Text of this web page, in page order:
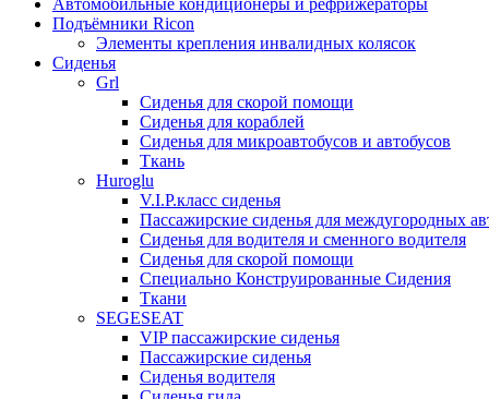
Подъёмники Ricon
Элементы крепления инвалидных колясок
Сиденья
Grl
Cиденья для скорой помощи
Сиденья для кораблей
Сиденья для микроавтобусов и автобусов
Ткань
Huroglu
V.I.P.класс сиденья
Пассажирские сиденья для междугородных
Сиденья для водителя и сменного водителя
Сиденья для скорой помощи
Специально Конструированные Сидения
Ткани
SEGESEAT
VIP пассажирские сиденья
Пассажирские сиденья
Сиденья водителя